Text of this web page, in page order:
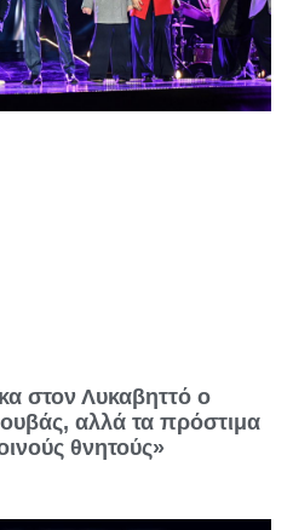
στον Λυκαβηττό ο
αλλά τα πρόστιμα
θνητούς»